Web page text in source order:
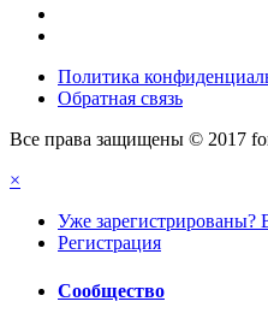
Политика
Обратная связь
Все права защищены © 2017
×
Уже зарегистрированы?
Регистрация
Сообщество